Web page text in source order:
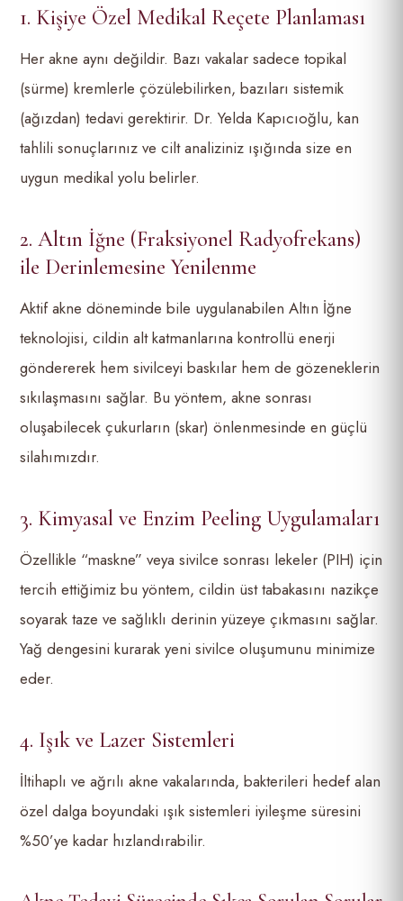
1. Kişiye Özel Medikal Reçete Planlaması
Her akne aynı değildir. Bazı vakalar sadece topikal
(sürme) kremlerle çözülebilirken, bazıları sistemik
(ağızdan) tedavi gerektirir. Dr. Yelda Kapıcıoğlu, kan
tahlili sonuçlarınız ve cilt analiziniz ışığında size en
uygun medikal yolu belirler.
2. Altın İğne (Fraksiyonel Radyofrekans)
ile Derinlemesine Yenilenme
Aktif akne döneminde bile uygulanabilen Altın İğne
teknolojisi, cildin alt katmanlarına kontrollü enerji
göndererek hem sivilceyi baskılar hem de gözeneklerin
sıkılaşmasını sağlar. Bu yöntem, akne sonrası
oluşabilecek çukurların (skar) önlenmesinde en güçlü
silahımızdır.
3. Kimyasal ve Enzim Peeling Uygulamaları
Özellikle “maskne” veya sivilce sonrası lekeler (PIH) için
tercih ettiğimiz bu yöntem, cildin üst tabakasını nazikçe
soyarak taze ve sağlıklı derinin yüzeye çıkmasını sağlar.
Yağ dengesini kurarak yeni sivilce oluşumunu minimize
eder.
4. Işık ve Lazer Sistemleri
İltihaplı ve ağrılı akne vakalarında, bakterileri hedef alan
özel dalga boyundaki ışık sistemleri iyileşme süresini
%50’ye kadar hızlandırabilir.